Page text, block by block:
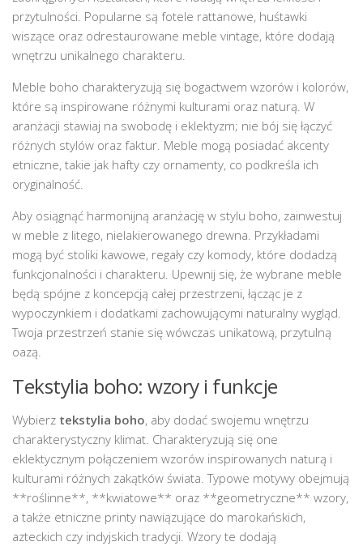
przytulności. Popularne są fotele rattanowe, huśtawki
wiszące oraz odrestaurowane meble vintage, które dodają
wnętrzu unikalnego charakteru.
Meble boho charakteryzują się bogactwem wzorów i kolorów,
które są inspirowane różnymi kulturami oraz naturą. W
aranżacji stawiaj na swobodę i eklektyzm; nie bój się łączyć
różnych stylów oraz faktur. Meble mogą posiadać akcenty
etniczne, takie jak hafty czy ornamenty, co podkreśla ich
oryginalność.
Aby osiągnąć harmonijną aranżację w stylu boho, zainwestuj
w meble z litego, nielakierowanego drewna. Przykładami
mogą być stoliki kawowe, regały czy komody, które dodadzą
funkcjonalności i charakteru. Upewnij się, że wybrane meble
będą spójne z koncepcją całej przestrzeni, łącząc je z
wypoczynkiem i dodatkami zachowującymi naturalny wygląd.
Twoja przestrzeń stanie się wówczas unikatową, przytulną
oazą.
Tekstylia boho: wzory i funkcje
Wybierz tekstylia boho, aby dodać swojemu wnętrzu
charakterystyczny klimat. Charakteryzują się one
eklektycznym połączeniem wzorów inspirowanych naturą i
kulturami różnych zakątków świata. Typowe motywy obejmują
**roślinne**, **kwiatowe** oraz **geometryczne** wzory,
a także etniczne printy nawiązujące do marokańskich,
azteckich czy indyjskich tradycji. Wzory te dodają